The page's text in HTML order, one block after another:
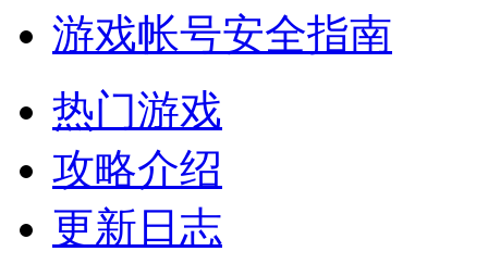
游戏帐号安全指南
热门游戏
攻略介绍
更新日志